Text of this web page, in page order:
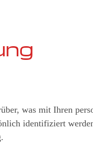
was mit Ihren
identifiziert